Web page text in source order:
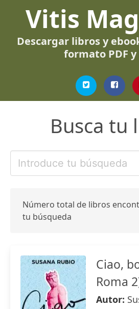
Vitis
Descargar libros y
formato PDF y
Busca tu
Número total de libros
tu búsqueda
Ciao,
Roma
Autor: